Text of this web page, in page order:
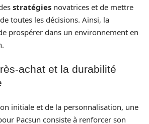
stratégies novatrices et de mettre
toutes les décisions. Ainsi, la
prospérer dans un environnement en
achat et la durabilité
initiale et de la personnalisation, une
Pacsun consiste à renforcer son